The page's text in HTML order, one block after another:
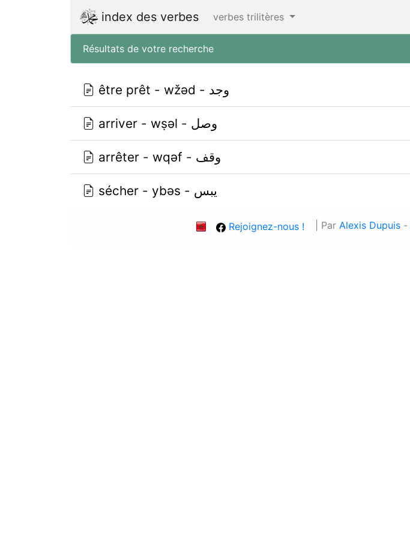
index des verbes verbes trilitères
Résultats de votre recherche
être prêt - wžǝd - وجد
arriver - wṣǝl - وصل
arrêter - wqǝf - وقف
sécher - ybǝs - يبس
Rejoignez-nous ! | Par Alexis Dupuis-